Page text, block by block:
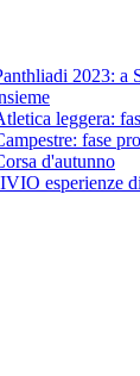
2023: a
leggera:
fase
d'autunno
esperienze